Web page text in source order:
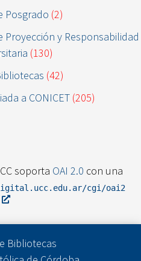
Posgrado (2)
Proyección y Responsabilidad
(130)
(42)
a CONICET (205)
soporta OAI 2.0 con una
cgi/oai2
Bibliotecas